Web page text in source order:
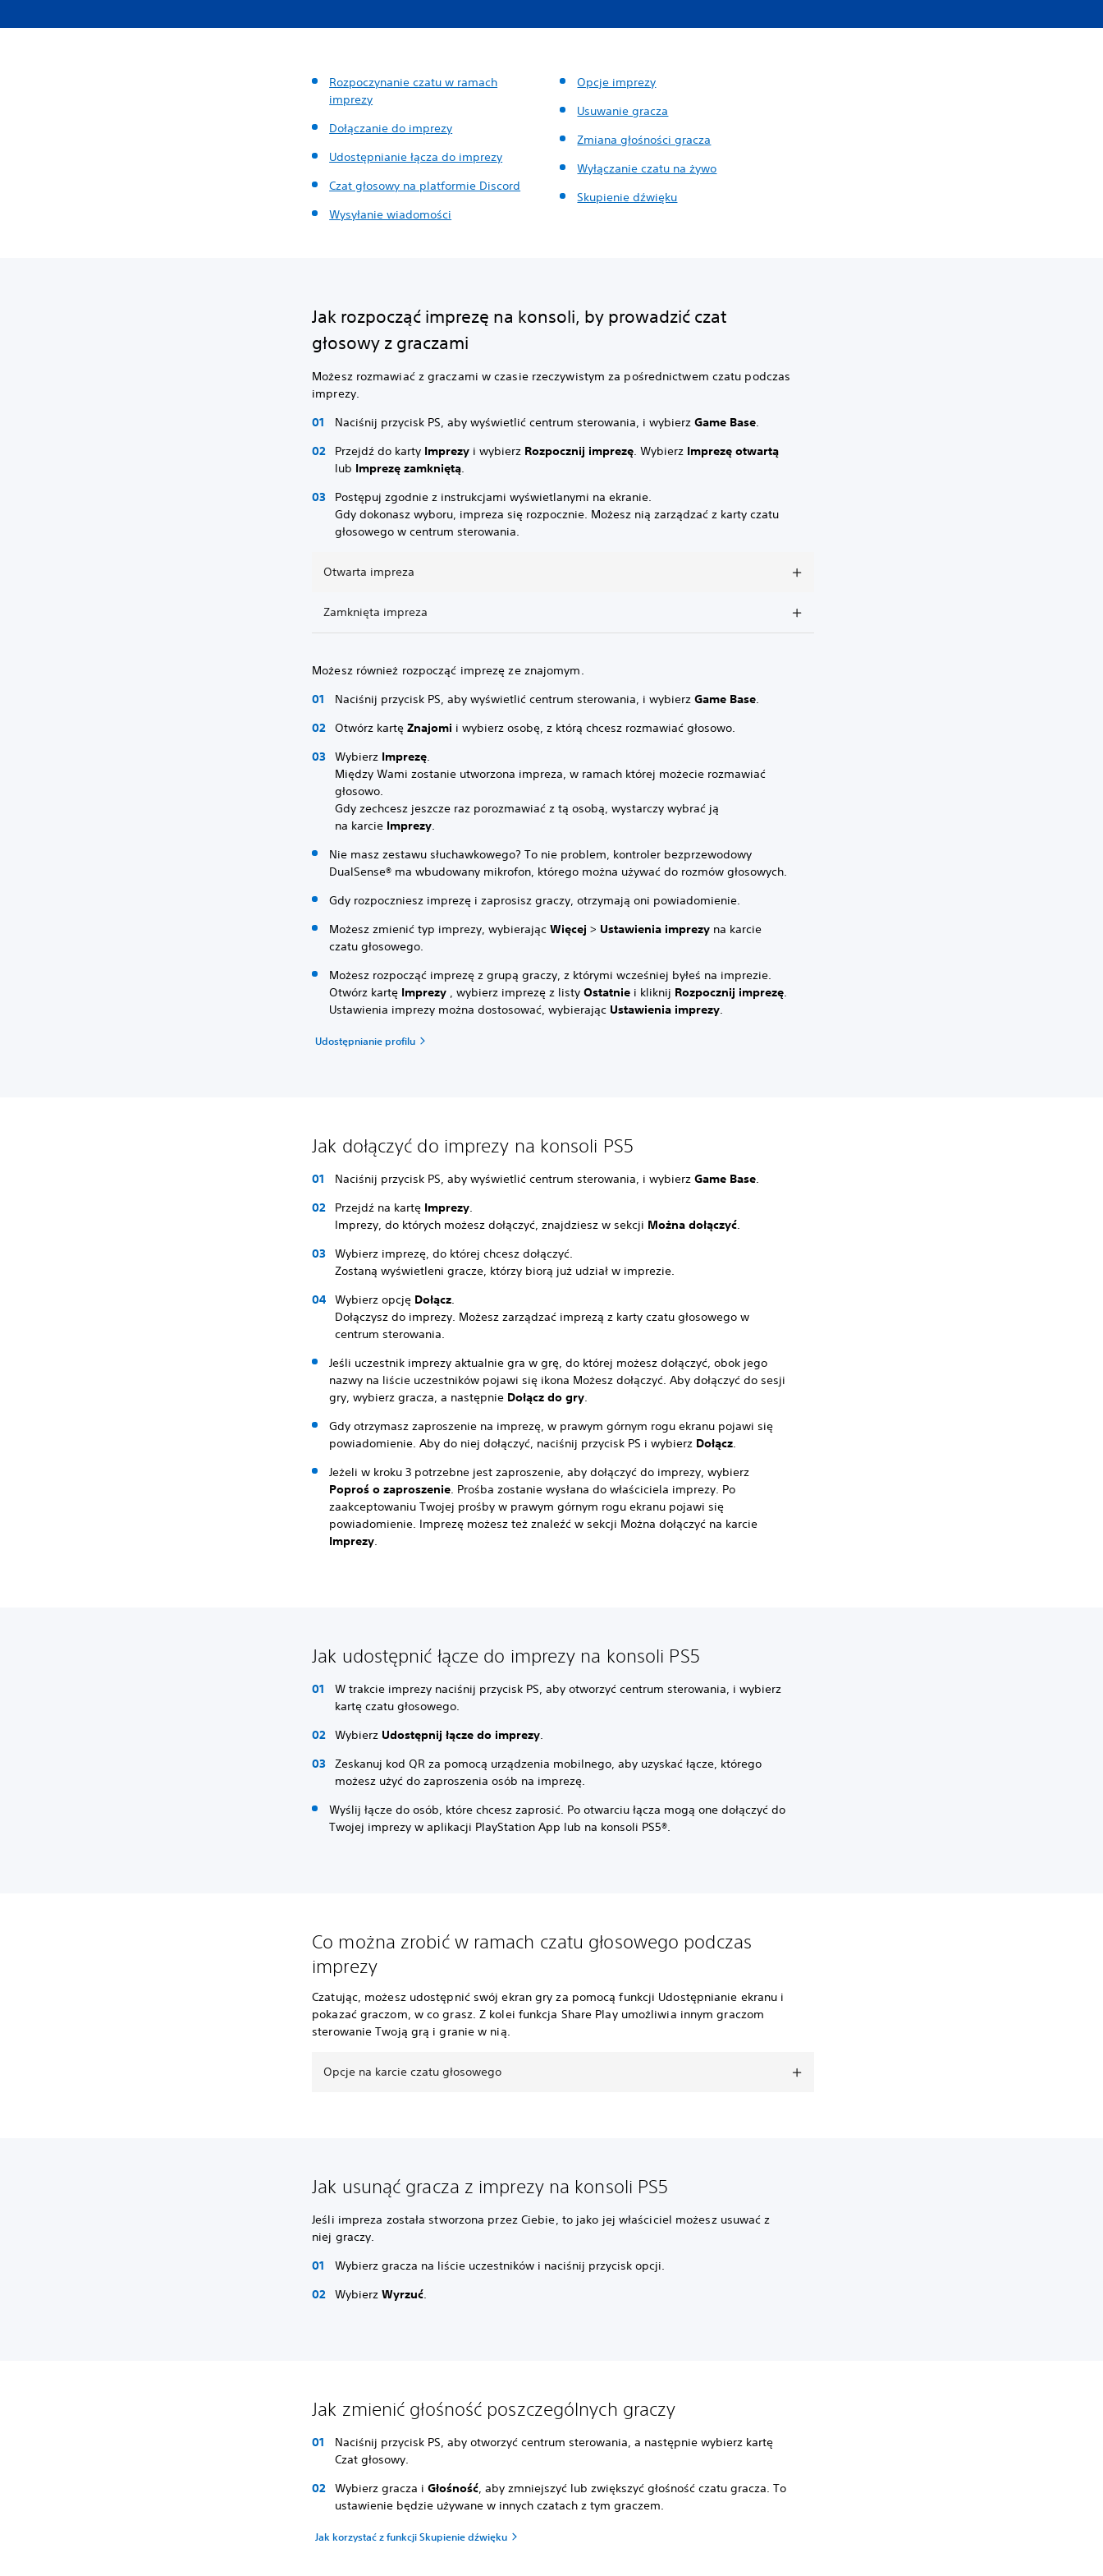
Rozpoczynanie czatu w ramach
imprezy
Dołączanie do imprezy
Udostępnianie łącza do imprezy
Czat głosowy na platformie Discord
Wysyłanie wiadomości
Opcje imprezy
Usuwanie gracza
Zmiana głośności gracza
Wyłączanie czatu na żywo
Skupienie dźwięku
Jak rozpocząć imprezę na konsoli, by prowadzić czat
głosowy z graczami
Możesz rozmawiać z graczami w czasie rzeczywistym za pośrednictwem czatu podczas
imprezy.
Naciśnij przycisk PS, aby wyświetlić centrum sterowania, i wybierzGame Base.
Przejdź do karty Imprezy i wybierz Rozpocznij imprezę. Wybierz Imprezę otwartą
lub Imprezę zamkniętą.
Postępuj zgodnie z instrukcjami wyświetlanymi na ekranie.
Gdy dokonasz wyboru, impreza się rozpocznie. Możesz nią zarządzać z karty czatu
głosowego w centrum sterowania.
Otwarta impreza
Zamknięta impreza
Możesz również rozpocząć imprezę ze znajomym.
Naciśnij przycisk PS, aby wyświetlić centrum sterowania, i wybierzGame Base.
Otwórz kartęZnajomi i wybierz osobę, z którą chcesz rozmawiać głosowo.
Wybierz Imprezę.
Między Wami zostanie utworzona impreza, w ramach której możecie rozmawiać
głosowo.
Gdy zechcesz jeszcze raz porozmawiać z tą osobą, wystarczy wybrać ją
na karcie Imprezy.
Nie masz zestawu słuchawkowego? To nie problem, kontroler bezprzewodowy
DualSense® ma wbudowany mikrofon, którego można używać do rozmów głosowych.
Gdy rozpoczniesz imprezę i zaprosisz graczy, otrzymają oni powiadomienie.
Możesz zmienić typ imprezy, wybierającWięcej> Ustawienia imprezy na karcie
czatu głosowego.
Możesz rozpocząć imprezę z grupą graczy, z którymi wcześniej byłeś na imprezie.
Otwórz kartę Imprezy , wybierz imprezę z listyOstatnie i kliknij Rozpocznij imprezę.
Ustawienia imprezy można dostosować, wybierając Ustawienia imprezy.
Udostępnianie profilu
Jak dołączyć do imprezy na konsoli PS5
Naciśnij przycisk PS, aby wyświetlić centrum sterowania, i wybierzGame Base.
Przejdź na kartę Imprezy.
Imprezy, do których możesz dołączyć, znajdziesz w sekcji Można dołączyć.
Wybierz imprezę, do której chcesz dołączyć.
Zostaną wyświetleni gracze, którzy biorą już udział w imprezie.
Wybierz opcję Dołącz.
Dołączysz do imprezy. Możesz zarządzać imprezą z karty czatu głosowego w
centrum sterowania.
Jeśli uczestnik imprezy aktualnie gra w grę, do której możesz dołączyć, obok jego
nazwy na liście uczestników pojawi się ikona Możesz dołączyć. Aby dołączyć do sesji
gry, wybierz gracza, a następnie Dołącz do gry.
Gdy otrzymasz zaproszenie na imprezę, w prawym górnym rogu ekranu pojawi się
powiadomienie. Aby do niej dołączyć, naciśnij przycisk PS i wybierz Dołącz.
Jeżeli w kroku 3 potrzebne jest zaproszenie, aby dołączyć do imprezy, wybierz
Poproś o zaproszenie. Prośba zostanie wysłana do właściciela imprezy. Po
zaakceptowaniu Twojej prośby w prawym górnym rogu ekranu pojawi się
powiadomienie. Imprezę możesz też znaleźć w sekcji Można dołączyć na karcie
Imprezy.
Jak udostępnić łącze do imprezy na konsoli PS5
W trakcie imprezy naciśnij przycisk PS, aby otworzyć centrum sterowania, i wybierz
kartę czatu głosowego.
Wybierz Udostępnij łącze do imprezy.
Zeskanuj kod QR za pomocą urządzenia mobilnego, aby uzyskać łącze, którego
możesz użyć do zaproszenia osób na imprezę.
Wyślij łącze do osób, które chcesz zaprosić. Po otwarciu łącza mogą one dołączyć do
Twojej imprezy w aplikacji PlayStation App lub na konsoli PS5®.
Co można zrobić w ramach czatu głosowego podczas
imprezy
Czatując, możesz udostępnić swój ekran gry za pomocą funkcji Udostępnianie ekranu i
pokazać graczom, w co grasz. Z kolei funkcja Share Play umożliwia innym graczom
sterowanie Twoją grą i granie w nią.
Opcje na karcie czatu głosowego
Jak usunąć gracza z imprezy na konsoli PS5
Jeśli impreza została stworzona przez Ciebie, to jako jej właściciel możesz usuwać z
niej graczy.
Wybierz gracza na liście uczestników i naciśnij przycisk opcji.
WybierzWyrzuć.
Jak zmienić głośność poszczególnych graczy
Naciśnij przycisk PS, aby otworzyć centrum sterowania, a następnie wybierz kartę
Czat głosowy.
Wybierz gracza iGłośność, aby zmniejszyć lub zwiększyć głośność czatu gracza. To
ustawienie będzie używane w innych czatach z tym graczem.
Jak korzystać z funkcji Skupienie dźwięku